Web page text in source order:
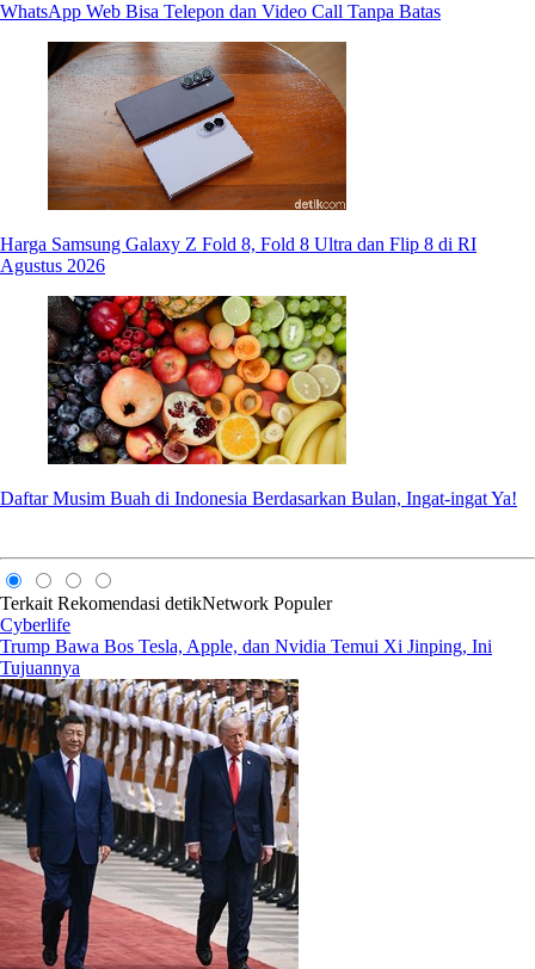
WhatsApp Web Bisa Telepon dan Video Call Tanpa Batas
Harga Samsung Galaxy Z Fold 8, Fold 8 Ultra dan Flip 8 di RI
Agustus 2026
Daftar Musim Buah di Indonesia Berdasarkan Bulan, Ingat-ingat Ya!
Terkait Rekomendasi detikNetwork Populer
Cyberlife
Trump Bawa Bos Tesla, Apple, dan Nvidia Temui Xi Jinping, Ini
Tujuannya